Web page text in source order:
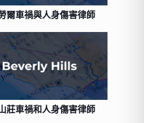
爾車禍與人身傷害律師
莊車禍和人身傷害律師